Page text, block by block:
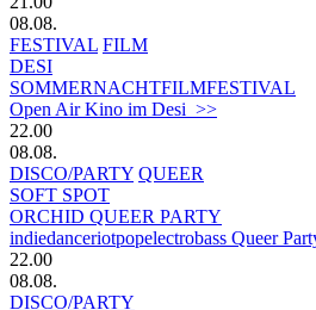
08.08.
FESTIVAL FILM
DESI
SOMMERNACHTFILMFESTIVAL
Open Air Kino im Desi >>
22.00
08.08.
DISCO/PARTY QUEER
SOFT SPOT
ORCHID QUEER PARTY
indiedanceriotpopelectrobass Queer
22.00
08.08.
DISCO/PARTY